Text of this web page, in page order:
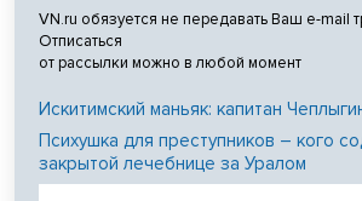
VN.ru обязуется не передавать Ваш e-mail
Отписаться
от рассылки можно в любой момент
Искитимский маньяк: капитан
Психушка для преступников – кого
закрытой лечебнице за Уралом